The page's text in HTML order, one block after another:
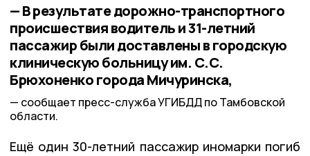
— В результате дорожно-транспортного
происшествия водитель и 31-летний
пассажир были доставлены в городскую
клиническую больницу им. С.С.
Брюхоненко города Мичуринска,
сообщает пресс-служба УГИБДД по Тамбовской
области.
Ещё один 30-летний пассажир иномарки погиб